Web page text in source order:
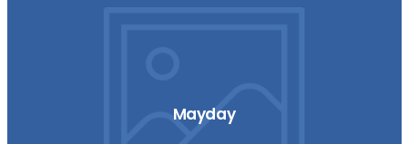
Mayday